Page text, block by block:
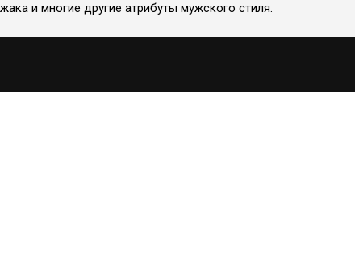
и многие другие атрибуты мужского стиля.